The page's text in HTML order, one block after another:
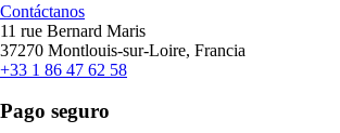
Contáctanos
11 rue Bernard Maris
37270 Montlouis-sur-Loire, Francia
+33 1 86 47 62 58
Pago seguro